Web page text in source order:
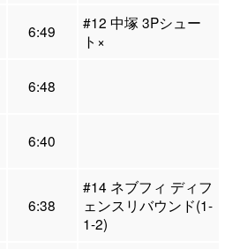
6:49
#12 中塚 3Pシュー
ト×
6:48
6:40
6:38
#14 ネブフィ ディフ
ェンスリバウンド(1-
1-2)